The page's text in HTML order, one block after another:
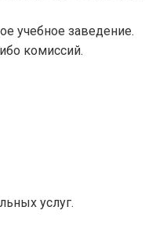
учебное заведение.
комиссий.
услуг.